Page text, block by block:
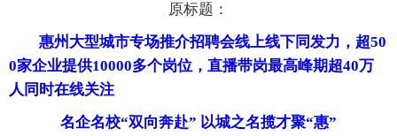
原标题：
惠州大型城市专场推介招聘会线上线下同发力，超50
0家企业提供10000多个岗位，直播带岗最高峰期超40万
人同时在线关注
名企名校“双向奔赴” 以城之名揽才聚“惠”